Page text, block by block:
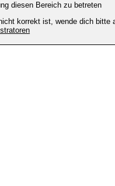
diesen Bereich zu betreten
korrekt ist, wende dich bitte